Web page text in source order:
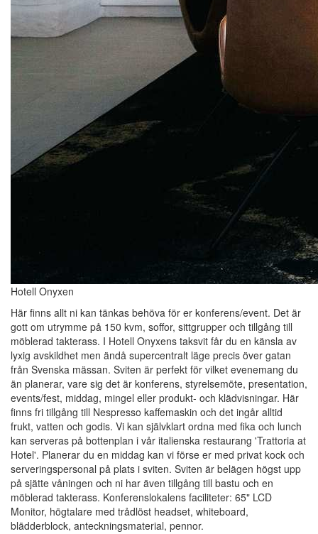
Hotell Onyxen
Här finns allt ni kan tänkas behöva för er konferens/event. Det är
gott om utrymme på 150 kvm, soffor, sittgrupper och tillgång till
möblerad takterass. I Hotell Onyxens taksvit får du en känsla av
lyxig avskildhet men ändå supercentralt läge precis över gatan
från Svenska mässan. Sviten är perfekt för vilket evenemang du
än planerar, vare sig det är konferens, styrelsemöte, presentation,
events/fest, middag, mingel eller produkt- och klädvisningar. Här
finns fri tillgång till Nespresso kaffemaskin och det ingår alltid
frukt, vatten och godis. Vi kan självklart ordna med fika och lunch
kan serveras på bottenplan i vår italienska restaurang 'Trattoria at
Hotel'. Planerar du en middag kan vi förse er med privat kock och
serveringspersonal på plats i sviten. Sviten är belägen högst upp
på sjätte våningen och ni har även tillgång till bastu och en
möblerad takterass. Konferenslokalens faciliteter: 65" LCD
Monitor, högtalare med trådlöst headset, whiteboard,
blädderblock, anteckningsmaterial, pennor.